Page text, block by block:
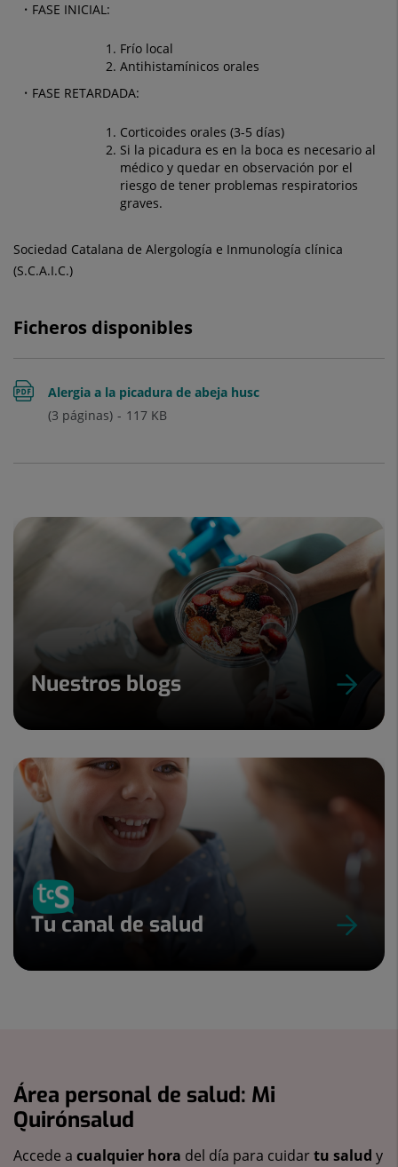
FASE INICIAL:
Frío local
Antihistamínicos orales
FASE RETARDADA:
Corticoides orales (3-5 días)
Si la picadura es en la boca es necesario al
médico y quedar en observación por el
riesgo de tener problemas respiratorios
graves.
Sociedad Catalana de Alergología e Inmunología clínica
(S.C.A.I.C.)
Ficheros disponibles
Alergia a la picadura de abeja husc
117 KB
(3 páginas)
Nuestros blogs
Tu canal de salud
Área personal de salud: Mi
Quirónsalud
Accede a cualquier hora del día para cuidartu salud y